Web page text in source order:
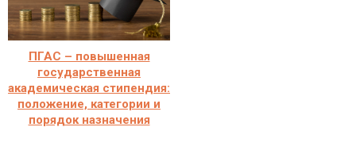
ПГАС – повышенная
государственная
академическая стипендия:
положение, категории и
порядок назначения